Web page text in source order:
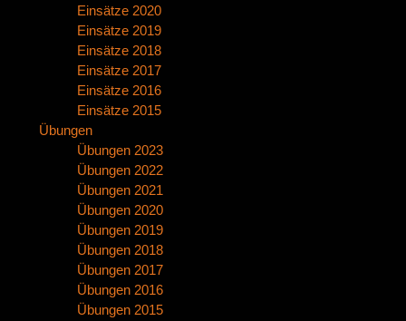
Einsätze 2020
Einsätze 2019
Einsätze 2018
Einsätze 2017
Einsätze 2016
Einsätze 2015
Übungen
Übungen 2023
Übungen 2022
Übungen 2021
Übungen 2020
Übungen 2019
Übungen 2018
Übungen 2017
Übungen 2016
Übungen 2015